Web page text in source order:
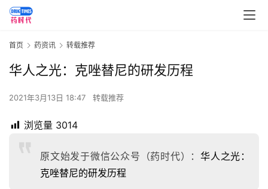
首页 药资讯 转载推荐
华人之光：克唑替尼的研发历程
2021年3月13日 18:47 转载推荐
浏览量 3014
原文始发于微信公众号（药时代）： 华人之光：
克唑替尼的研发历程